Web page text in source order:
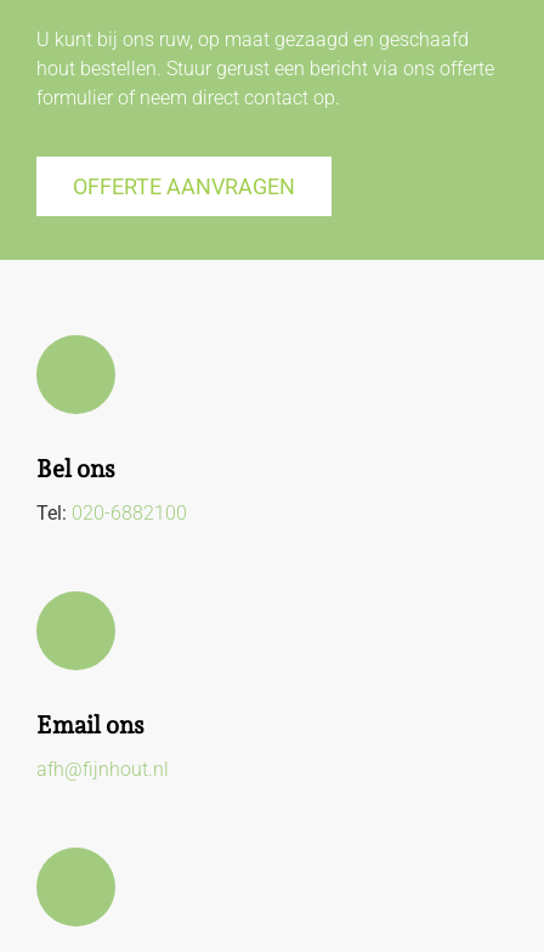
U kunt bij ons ruw, op maat gezaagd en geschaafd
hout bestellen. Stuur gerust een bericht via ons offerte
formulier of neem direct contactop.
OFFERTE AANVRAGEN
Bel ons
Tel: 020-6882100
Email ons
afh@fijnhout.nl